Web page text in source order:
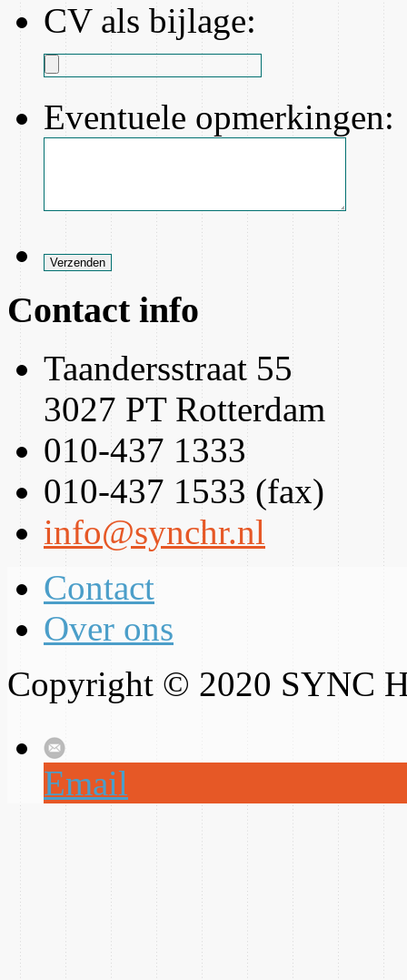
CV als bijlage:
Eventuele opmerkingen:
Contact info
Taandersstraat 55
3027 PT Rotterdam
010-437 1333
010-437 1533 (fax)
info@synchr.nl
Contact
Over ons
Copyright © 2020 SYNC
Email